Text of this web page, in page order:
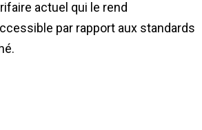
actuel qui le rend
par rapport aux standards